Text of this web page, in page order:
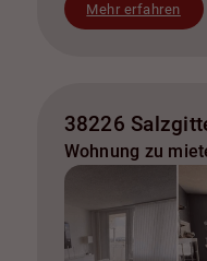
Mehr erfahren
38226
Wohnung zu